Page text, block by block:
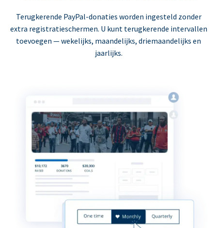
Terugkerende PayPal-donaties worden ingesteld zonder
extra registratieschermen. U kunt terugkerende intervallen
toevoegen — wekelijks, maandelijks, driemaandelijks en
jaarlijks.